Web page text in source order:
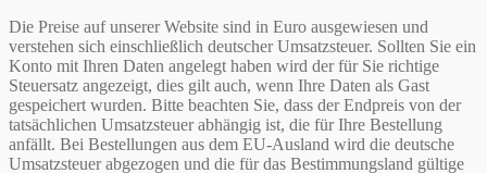
Die Preise auf unserer Website sind in Euro ausgewiesen und
verstehen sich einschließlich deutscher Umsatzsteuer. Sollten Sie ein
Konto mit Ihren Daten angelegt haben wird der für Sie richtige
Steuersatz angezeigt, dies gilt auch, wenn Ihre Daten als Gast
gespeichert wurden. Bitte beachten Sie, dass der Endpreis von der
tatsächlichen Umsatzsteuer abhängig ist, die für Ihre Bestellung
anfällt. Bei Bestellungen aus dem EU-Ausland wird die deutsche
Umsatzsteuer abgezogen und die für das Bestimmungsland gültige